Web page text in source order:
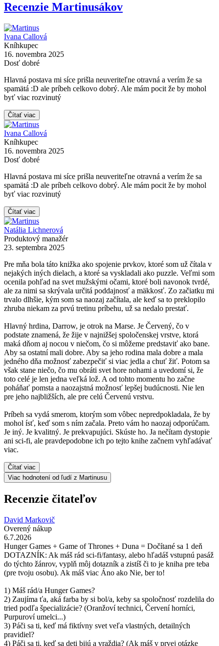
Recenzie Martinusákov
Ivana Callová
Kníhkupec
16. novembra 2025
Dosť dobré
Hlavná postava mi síce prišla neuveriteľne otravná a verím že sa
spamätá :D ale príbeh celkovo dobrý. Ale mám pocit že by mohol
byť viac rozvinutý
Čítať viac
Ivana Callová
Kníhkupec
16. novembra 2025
Dosť dobré
Hlavná postava mi síce prišla neuveriteľne otravná a verím že sa
spamätá :D ale príbeh celkovo dobrý. Ale mám pocit že by mohol
byť viac rozvinutý
Čítať viac
Natália Lichnerová
Produktový manažér
23. septembra 2025
Pre mňa bola táto knižka ako spojenie prvkov, ktoré som už čítala v
nejakých iných dielach, a ktoré sa vyskladali ako puzzle. Veľmi som
ocenila pohľad na svet mužskými očami, ktoré boli navonok tvrdé,
ale za nimi sa skrývala určitá poddajnosť a mäkkosť. Zo začiatku mi
trvalo dlhšie, kým som sa naozaj začítala, ale keď sa to preklopilo
zhruba niekam za prvú tretinu príbehu, už sa nedalo prestať.
Hlavný hrdina, Darrow, je otrok na Marse. Je Červený, čo v
podstate znamená, že žije v najnižšej spoločenskej vrstve, ktorá
maká dňom aj nocou v niečom, čo si môžeme predstaviť ako bane.
Aby sa ostatní mali dobre. Aby sa jeho rodina mala dobre a mala
jedného dňa možnosť zabezpečiť si viac jedla a chuť žiť. Potom sa
však stane niečo, čo mu obráti svet hore nohami a uvedomí si, že
toto celé je len jedna veľká lož. A od tohto momentu ho začne
poháňať pomsta a naozajstná možnosť lepšej budúcnosti. Nie len
pre jeho najbližších, ale pre celú Červenú vrstvu.
Príbeh sa vydá smerom, ktorým som vôbec nepredpokladala, že by
mohol ísť, keď som s ním začala. Preto vám ho naozaj odporúčam.
Je iný. Je kvalitný. Je prekvapujúci. Skúste ho. Ja nečítam dystopie
ani sci-fi, ale pravdepodobne ich po tejto knihe začnem vyhľadávať
viac.
Čítať viac
Viac hodnotení od ľudí z Martinusu
Recenzie čitateľov
David Markovič
Overený nákup
6.7.2026
Hunger Games + Game of Thrones + Duna = Dočítané sa 1 deň
DOTAZNÍK: Ak máš rád sci-fi/fantasy, alebo hľadáš vstupnú pasáž
do týchto žánrov, vyplň môj dotazník a zistíš či to je kniha pre teba
(pre tvoju osobu). Ak máš viac Áno ako Nie, ber to!
1) Máš rád/a Hunger Games?
2) Zaujíma ťa, aká farba by si bol/a, keby sa spoločnosť rozdelila do
tried podľa špecializácie? (Oranžoví technici, Červení horníci,
Purpuroví umelci...)
3) Páči sa ti, keď má fiktívny svet veľa vlastných, detailných
pravidiel?
4) Páči sa ti, keď sa deti bijú a vraždia? (Ak máš v prvej otázke